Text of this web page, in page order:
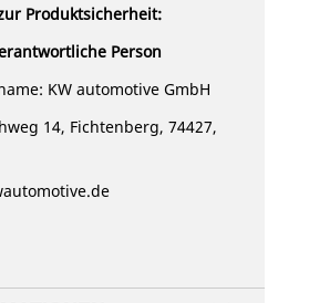
Produktsicherheit:
Person
KW automotive GmbH
14, Fichtenberg, 74427,